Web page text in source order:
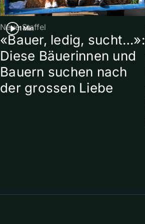
1 Min
Neue Staffel
«Bauer, ledig, sucht…»:
Diese Bäuerinnen und
Bauern suchen nach
der grossen Liebe